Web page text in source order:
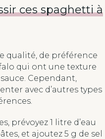
ces spaghetti à
qualité, de préférence
qui ont une texture
Cependant,
avec d’autres types
prévoyez 1 litre d’eau
et ajoutez 5 g de sel